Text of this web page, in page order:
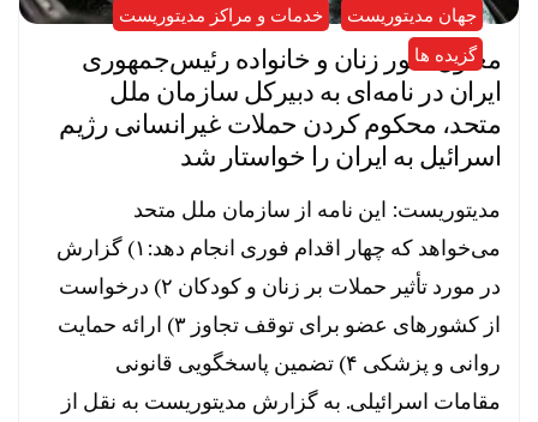
جهان مدیتوریست
خدمات و مراکز مدیتوریست
گزیده ها
معاون امور زنان و خانواده رئیس‌جمهوری
ایران در نامه‌ای به دبیرکل سازمان ملل
متحد، محکوم کردن حملات غیرانسانی رژیم
اسرائیل به ایران را خواستار شد
مدیتوریست: این نامه از سازمان ملل متحد
می‌خواهد که چهار اقدام فوری انجام دهد:۱) گزارش
در مورد تأثیر حملات بر زنان و کودکان ۲) درخواست
از کشورهای عضو برای توقف تجاوز ۳) ارائه حمایت
روانی و پزشکی ۴) تضمین پاسخگویی قانونی
مقامات اسرائیلی. به گزارش مدیتوریست به نقل از